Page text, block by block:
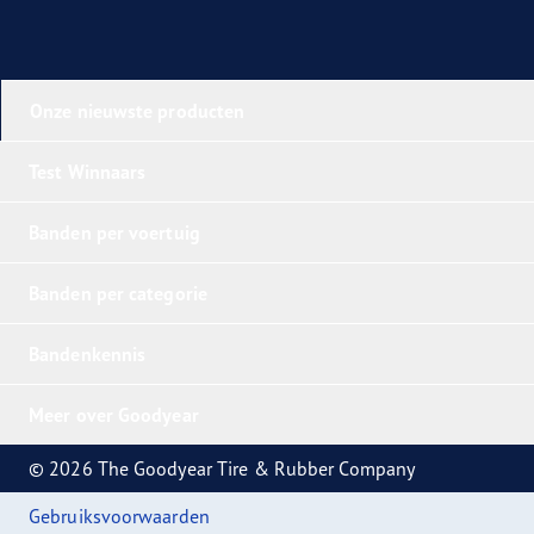
© 2026 The Goodyear Tire & Rubber Company
Gebruiksvoorwaarden